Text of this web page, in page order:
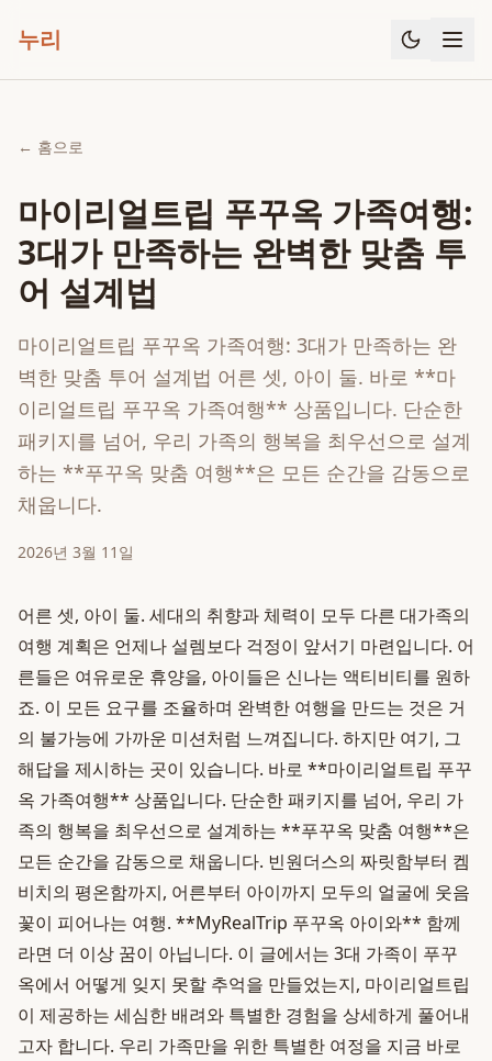
누리
← 홈으로
마이리얼트립 푸꾸옥 가족여행:
3대가 만족하는 완벽한 맞춤 투
어 설계법
마이리얼트립 푸꾸옥 가족여행: 3대가 만족하는 완
벽한 맞춤 투어 설계법 어른 셋, 아이 둘. 바로 **마
이리얼트립 푸꾸옥 가족여행** 상품입니다. 단순한
패키지를 넘어, 우리 가족의 행복을 최우선으로 설계
하는 **푸꾸옥 맞춤 여행**은 모든 순간을 감동으로
채웁니다.
2026년 3월 11일
어른 셋, 아이 둘. 세대의 취향과 체력이 모두 다른 대가족의
여행 계획은 언제나 설렘보다 걱정이 앞서기 마련입니다. 어
른들은 여유로운 휴양을, 아이들은 신나는 액티비티를 원하
죠. 이 모든 요구를 조율하며 완벽한 여행을 만드는 것은 거
의 불가능에 가까운 미션처럼 느껴집니다. 하지만 여기, 그
해답을 제시하는 곳이 있습니다. 바로 **마이리얼트립 푸꾸
옥 가족여행** 상품입니다. 단순한 패키지를 넘어, 우리 가
족의 행복을 최우선으로 설계하는 **푸꾸옥 맞춤 여행**은
모든 순간을 감동으로 채웁니다. 빈원더스의 짜릿함부터 켐
비치의 평온함까지, 어른부터 아이까지 모두의 얼굴에 웃음
꽃이 피어나는 여행. **MyRealTrip 푸꾸옥 아이와** 함께
라면 더 이상 꿈이 아닙니다. 이 글에서는 3대 가족이 푸꾸
옥에서 어떻게 잊지 못할 추억을 만들었는지, 마이리얼트립
이 제공하는 세심한 배려와 특별한 경험을 상세하게 풀어내
고자 합니다. 우리 가족만을 위한 특별한 여정을 지금 바로